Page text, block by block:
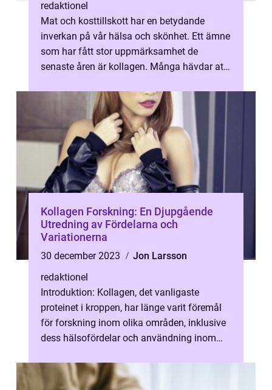
redaktionel
Mat och kosttillskott har en betydande
inverkan på vår hälsa och skönhet. Ett ämne
som har fått stor uppmärksamhet de
senaste åren är kollagen. Många hävdar att
Kollagen Forskning: En Djupgående
Utredning av Fördelarna och
Variationerna
30 december 2023
Jon Larsson
redaktionel
Introduktion: Kollagen, det vanligaste
proteinet i kroppen, har länge varit föremål
för forskning inom olika områden, inklusive
dess hälsofördelar och användning inom